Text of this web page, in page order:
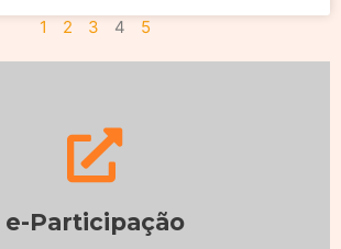
1 2 3 4 5
e-Participação
Elogie, Sugira ou Reclame.
A sua opinião conta!
Saiba mais